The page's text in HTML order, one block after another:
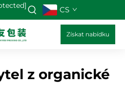
CS
Získat nabídku
z organické